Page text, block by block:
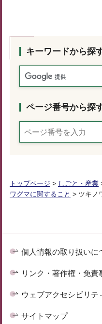
キーワードから探
ページ番号から探
トップページ > しごと・産業
ワグマに関すること > ツキノ
個人情報の取り扱いに
リンク・著作権・免責
ウェブアクセシビリテ
サイトマップ